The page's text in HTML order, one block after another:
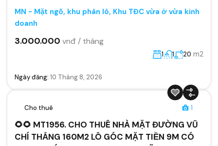
MN - Mặt ngõ, khu phân lô, Khu TĐC vừa ở vừa kinh
doanh
3.000.000 vnđ / tháng
1 1 20 m2
Ngày đăng: 10 Tháng 8, 2026
Cho thuê 1
🌻🌻 MT1956. CHO THUÊ NHÀ MẶT ĐƯỜNG VŨ
CHÍ THẮNG 160M2 LÔ GÓC MẶT TIỀN 9M CÓ